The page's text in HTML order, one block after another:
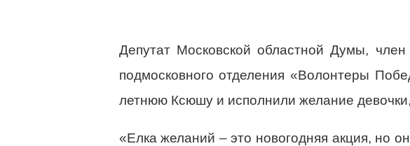
Депутат Московской областной Думы,
подмосковного отделения «Волонтеры
летнюю Ксюшу и исполнили желание
«Елка желаний – это новогодняя акция, но